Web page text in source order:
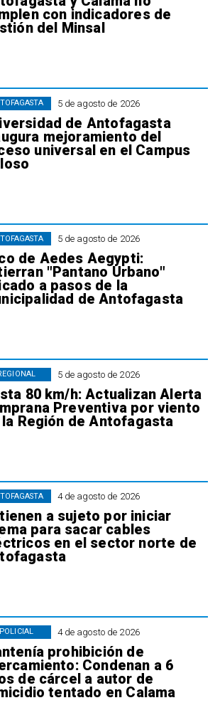
con indicadores de
del Minsal
5 de agosto de 2026
de Antofagasta
mejoramiento del
universal en el Campus
5 de agosto de 2026
de Aedes Aegypti:
"Pantano Urbano"
a pasos de la
de Antofagasta
5 de agosto de 2026
80 km/h: Actualizan Alerta
Preventiva por viento
la Región de Antofagasta
4 de agosto de 2026
a sujeto por iniciar
para sacar cables
en el sector norte de
4 de agosto de 2026
prohibición de
Condenan a 6
de cárcel a autor de
tentado en Calama
POLICIAL